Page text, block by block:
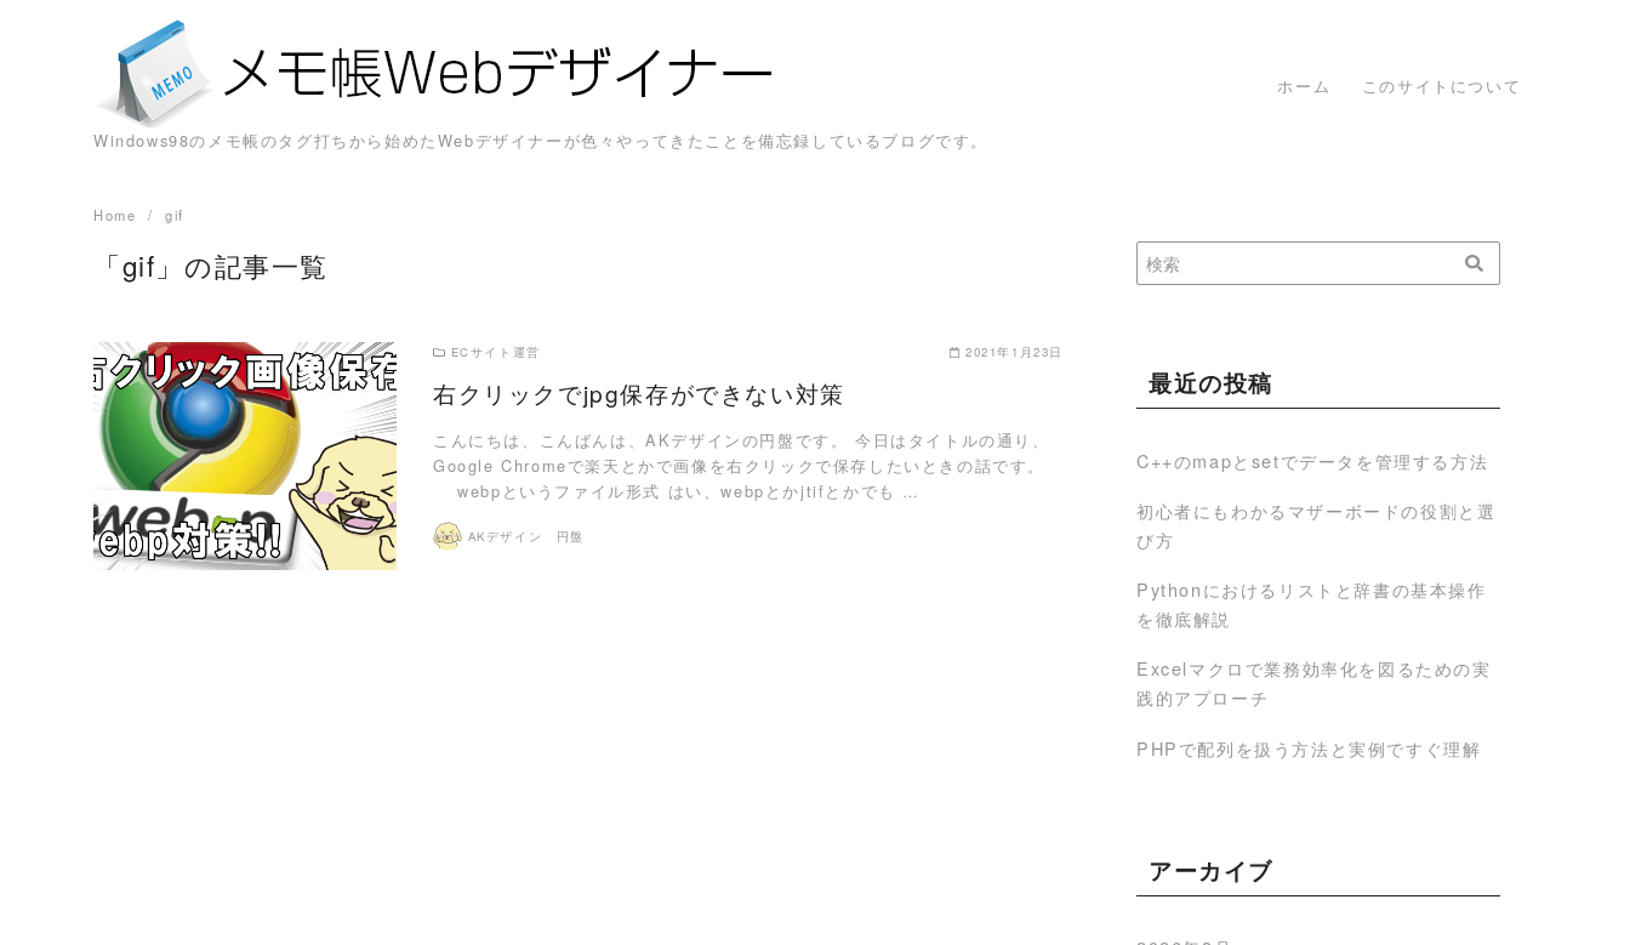
Windows98のメモ帳のタグ打ちから始めたWebデザイナーが色々やってきたことを備忘録しているブログです。
ホーム このサイトについて
Home gif
「gif」の記事一覧
READ MORE
ECサイト運営 2021年1月23日
右クリックでjpg保存ができない対策
こんにちは、こんばんは、AKデザインの円盤です。 今日はタイトルの通り、
Google Chromeで楽天とかで画像を右クリックで保存したいときの話です。
webpというファイル形式 はい、webpとかjtifとかでも …
AKデザイン 円盤
最近の投稿
C++のmapとsetでデータを管理する方法
初心者にもわかるマザーボードの役割と選
び方
Pythonにおけるリストと辞書の基本操作
を徹底解説
Excelマクロで業務効率化を図るための実
践的アプローチ
PHPで配列を扱う方法と実例ですぐ理解
アーカイブ